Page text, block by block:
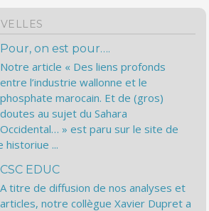
Pour, on est pour….
Notre article « Des liens profonds
entre l’industrie wallonne et le
phosphate marocain. Et de (gros)
doutes au sujet du Sahara
Occidental… » est paru sur le site de
historiue ...
CSC EDUC
A titre de diffusion de nos analyses et
articles, notre collègue Xavier Dupret a